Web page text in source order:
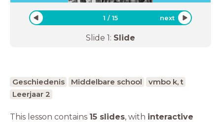
1 /15 next
Slide 1: Slide
Geschiedenis Middelbare school
vmbo k, t
Leerjaar 2
This lesson contains 15 slides, with interactive